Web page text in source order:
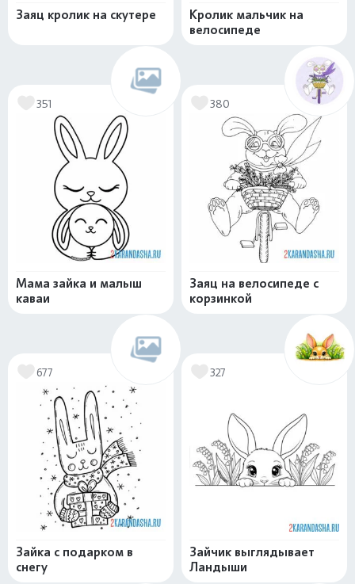
Заяц кролик на скутере
Кролик мальчик на
велосипеде
351
Мама зайка и малыш
каваи
380
Заяц на велосипеде с
корзинкой
677
Зайка с подарком в
снегу
327
Зайчик выглядывает
Ландыши